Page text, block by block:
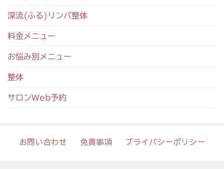
深流(ふる)リンパ整体
料金メニュー
お悩み別メニュー
整体
サロンWeb予約
お問い合わせ 免責事項 プライバシーポリシー